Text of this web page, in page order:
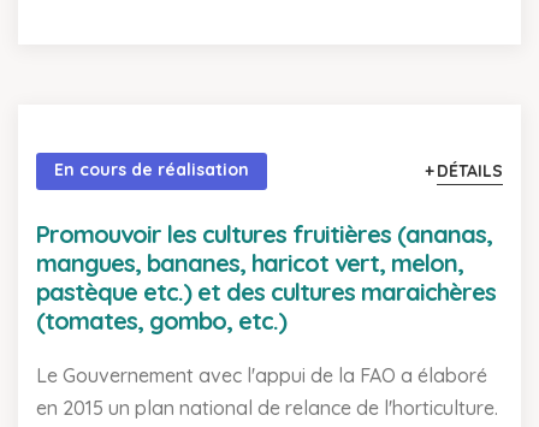
En cours de réalisation DÉTAILS
Promouvoir les cultures fruitières (ananas,
mangues, bananes, haricot vert, melon,
pastèque etc.) et des cultures maraichères
(tomates, gombo, etc.)
Le Gouvernement avec l'appui de la FAO a élaboré
en 2015 un plan national de relance de l'horticulture.